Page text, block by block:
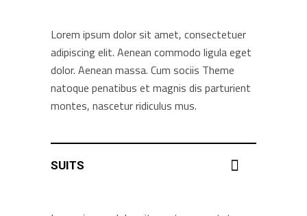
Lorem ipsum dolor sit amet, consectetuer
adipiscing elit. Aenean commodo ligula eget
dolor. Aenean massa. Cum sociis Theme
natoque penatibus et magnis dis parturient
montes, nascetur ridiculus mus.
SUITS